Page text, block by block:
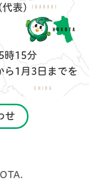
表)
時15分
ら1月3日までを
せ